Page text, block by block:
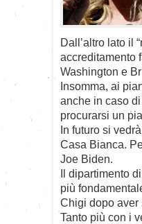
Dall’altro lato il
accreditamento
Washington e
Insomma, ai
anche in caso
procurarsi un
In futuro si
Casa Bianca.
Joe Biden.
Il dipartimento
più
Chigi dopo aver
Tanto più con i